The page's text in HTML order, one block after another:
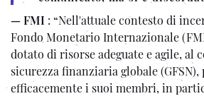
— FMI : “Nell'attuale contesto di
Fondo Monetario Internazionale
dotato di risorse adeguate e agile, al
sicurezza finanziaria globale
efficacemente i suoi membri, in